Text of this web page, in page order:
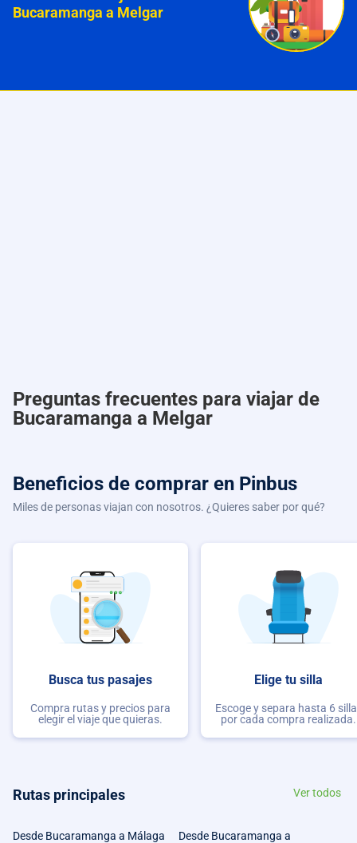
Bucaramanga a Melgar
Preguntas frecuentes para viajar de
Bucaramanga a Melgar
Beneficios de comprar en Pinbus
Miles de personas viajan con nosotros. ¿Quieres saber por qué?
Busca tus pasajes
Compra rutas y precios para
elegir el viaje que quieras.
Elige tu silla
Escoge y separa hasta 6
por cada compra realizada.
Rutas principales Ver todos
Desde Bucaramanga a Málaga
Desde Bucaramanga a